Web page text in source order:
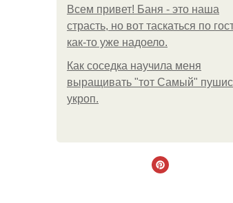
Всем привет! Баня - это наша
страсть, но вот таскаться по
как-то уже надоело.
Как соседка научила меня
выращивать "тот Самый"
укроп.